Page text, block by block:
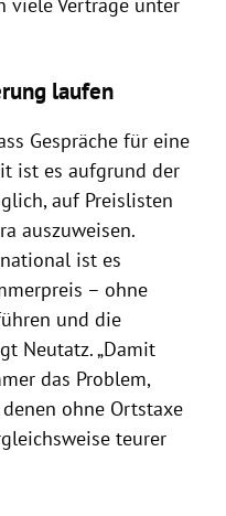
laufen
Gespräche für eine
ist es aufgrund der
auf Preislisten
auszuweisen.
ist es
– ohne
und die
Neutatz. „Damit
das Problem,
ohne Ortstaxe
teurer